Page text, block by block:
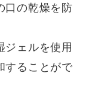
口の乾燥を防
ジェルを使用
することがで